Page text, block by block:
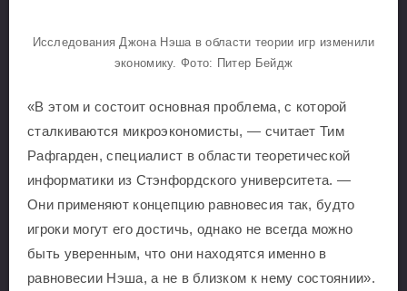
Исследования Джона Нэша в области теории игр изменили
экономику. Фото: Питер Бейдж
«В этом и состоит основная проблема, с которой
сталкиваются микроэкономисты, — считает Тим
Рафгарден, специалист в области теоретической
информатики из Стэнфордского университета. —
Они применяют концепцию равновесия так, будто
игроки могут его достичь, однако не всегда можно
быть уверенным, что они находятся именно в
равновесии Нэша, а не в близком к нему состоянии».